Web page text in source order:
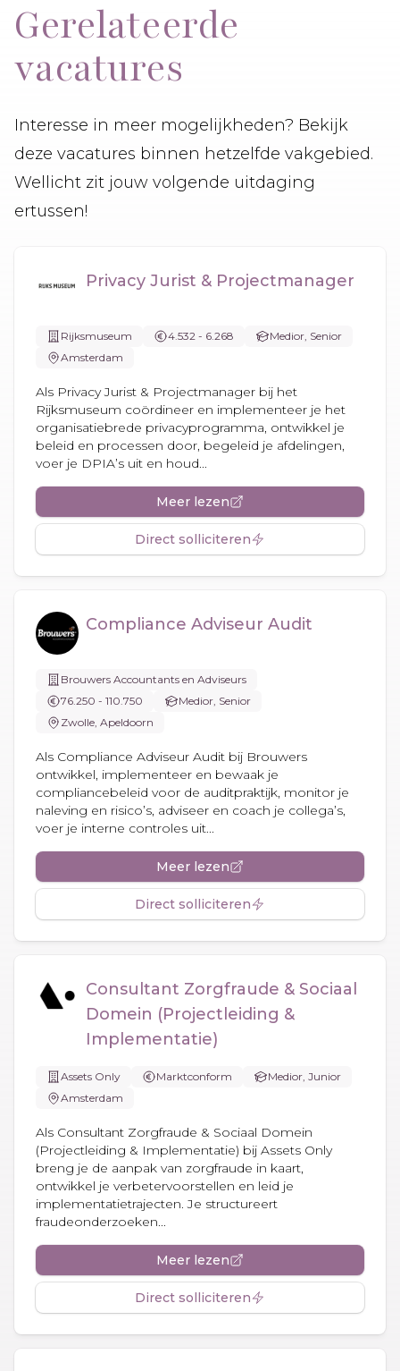
Gerelateerde
vacatures
Interesse in meer mogelijkheden? Bekijk
deze vacatures binnen hetzelfde vakgebied.
Wellicht zit jouw volgende uitdaging
ertussen!
Privacy Jurist & Projectmanager
Rijksmuseum 4.532 - 6.268
Medior, Senior
Amsterdam
Als Privacy Jurist & Projectmanager bij het
Rijksmuseum coördineer en implementeer je het
organisatiebrede privacyprogramma, ontwikkel je
beleid en processen door, begeleid je afdelingen,
voer je DPIA’s uit en houd...
Meer lezen
Direct solliciteren
Compliance Adviseur Audit
Brouwers Accountants en Adviseurs
76.250 - 110.750
Medior, Senior
Zwolle, Apeldoorn
Als Compliance Adviseur Audit bij Brouwers
ontwikkel, implementeer en bewaak je
compliancebeleid voor de auditpraktijk, monitor je
naleving en risico’s, adviseer en coach je collega’s,
voer je interne controles uit...
Meer lezen
Direct solliciteren
Consultant Zorgfraude & Sociaal
Domein (Projectleiding &
Implementatie)
Assets Only Marktconform
Medior, Junior
Amsterdam
Als Consultant Zorgfraude & Sociaal Domein
(Projectleiding & Implementatie) bij Assets Only
breng je de aanpak van zorgfraude in kaart,
ontwikkel je verbetervoorstellen en leid je
implementatietrajecten. Je structureert
fraudeonderzoeken...
Meer lezen
Direct solliciteren